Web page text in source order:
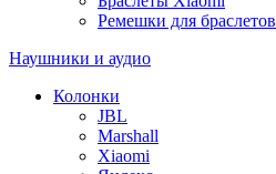
Ремешки для браслетов
Наушники и аудио
Колонки
JBL
Marshall
Xiaomi